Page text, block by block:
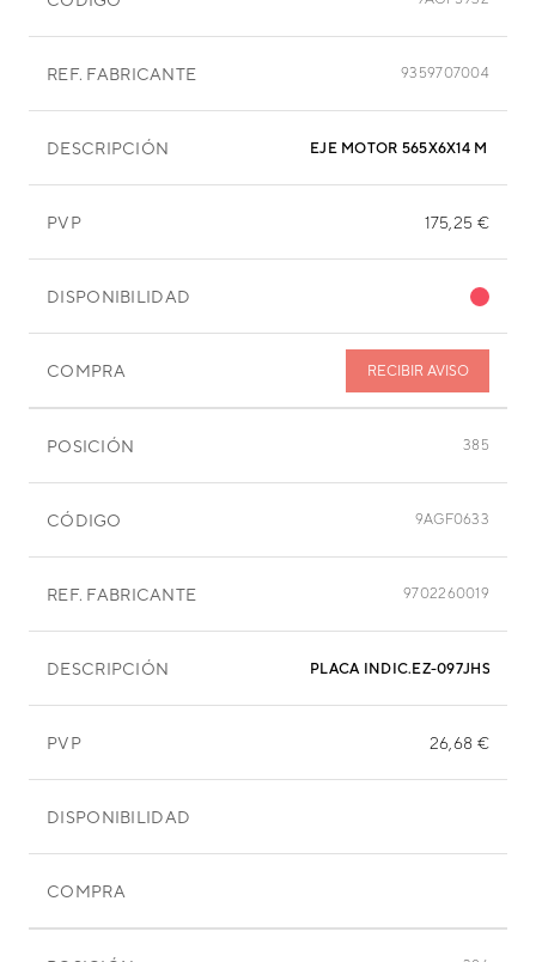
REF. FABRICANTE 9359707004
DESCRIPCIÓN EJE MOTOR 565X6X14 MM
PVP 175,25 €
DISPONIBILIDAD
COMPRA RECIBIR AVISO
POSICIÓN 385
CÓDIGO 9AGF0633
REF. FABRICANTE 9702260019
DESCRIPCIÓN PLACA INDIC.EZ-097JHSE-D
PVP 26,68 €
DISPONIBILIDAD
COMPRA